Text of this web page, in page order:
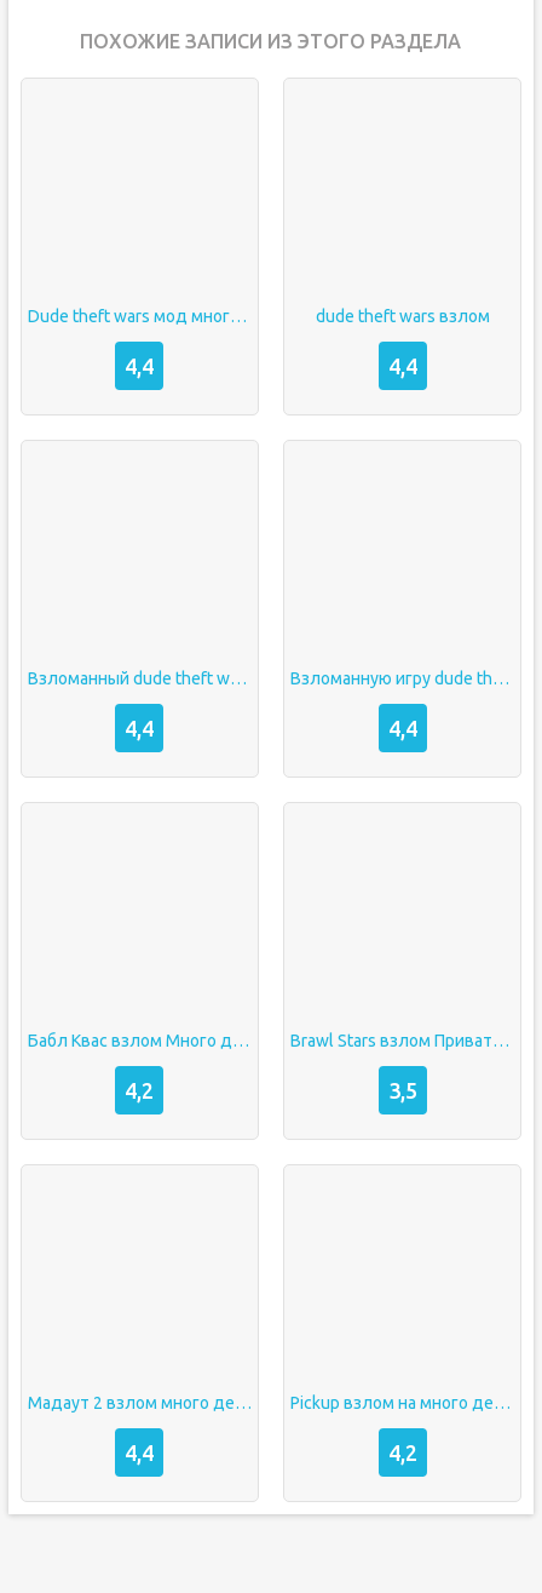
ПОХОЖИЕ ЗАПИСИ ИЗ ЭТОГО РАЗДЕЛА
Dude theft wars мод много денег
4,4
dude theft wars взлом
4,4
Взломанный dude theft wars
4,4
Взломанную игру dude theft wars
4,4
Бабл Квас взлом Много денег
4,2
Brawl Stars взлом Приватный сервер много денег
3,5
Мадаут 2 взлом много денег
4,4
Pickup взлом на много денег
4,2